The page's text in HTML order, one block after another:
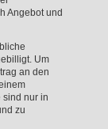
Angebot und
Um
an den
sind nur in
zu